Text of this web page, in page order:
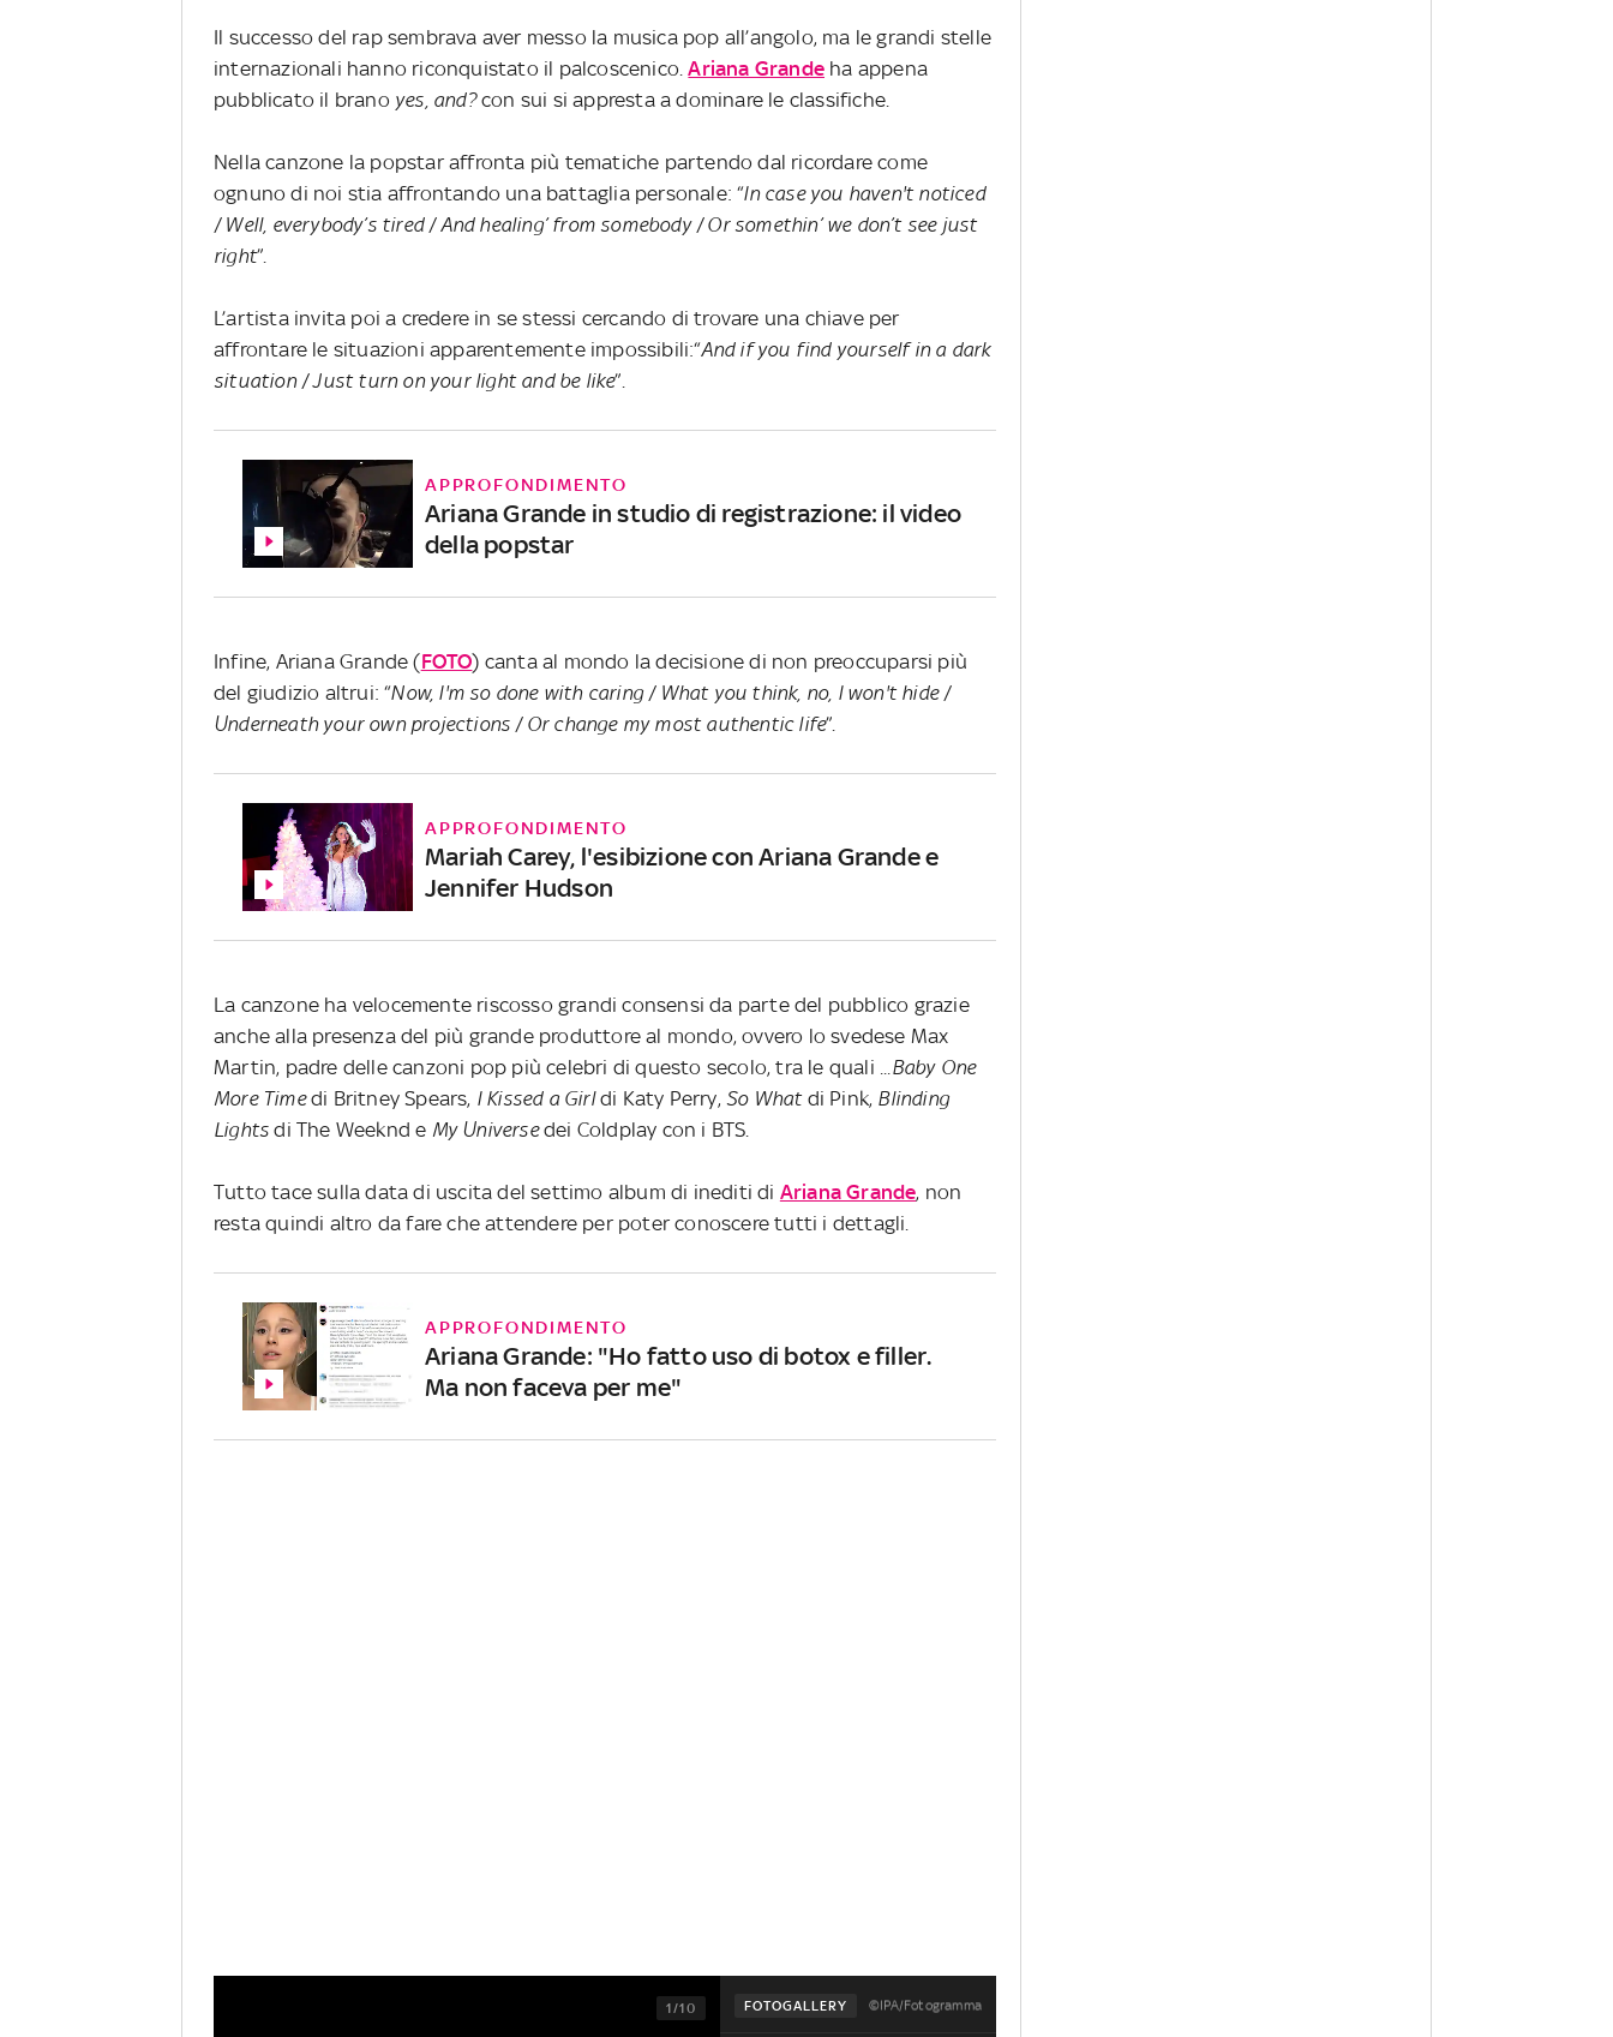
Il successo del rap sembrava aver messo la musica pop all’angolo, ma le grandi stelle
internazionali hanno riconquistato il palcoscenico.Ariana Grande ha appena
pubblicato il brano yes, and?con sui si appresta a dominare le classifiche.
Nella canzone la popstar affronta più tematiche partendo dal ricordare come
ognuno di noi stia affrontando una battaglia personale: “In case you haven't noticed
/ Well, everybody’s tired / And healing’ from somebody / Or somethin’ we don’t see just
right”.
L’artista invita poi a credere in se stessi cercando di trovare una chiave per
affrontare le situazioni apparentemente impossibili:“And if you find yourself in a dark
situation / Just turn on your light and be like”.
APPROFONDIMENTO
Ariana Grande in studio di registrazione: il video
della popstar
Infine, Ariana Grande (FOTO) canta al mondo la decisione di non preoccuparsi più
del giudizio altrui: “Now, I'm so done with caring / What you think, no, I won't hide /
Underneath your own projections / Or change my most authentic life”.
APPROFONDIMENTO
Mariah Carey, l'esibizione con Ariana Grande e
Jennifer Hudson
La canzone ha velocemente riscosso grandi consensi da parte del pubblico grazie
anche alla presenza del più grande produttore al mondo, ovvero lo svedese Max
Martin, padre delle canzoni pop più celebri di questo secolo, tra le quali
...Baby One
More Timedi Britney Spears, I Kissed a Girldi Katy Perry,So Whatdi Pink, Blinding
Lightsdi The Weeknd e My Universedei Coldplay con i BTS.
Tutto tace sulla data di uscita del settimo album di inediti di Ariana Grande, non
resta quindi altro da fare che attendere per poter conoscere tutti i dettagli.
APPROFONDIMENTO
Ariana Grande: "Ho fatto uso di botox e filler.
Ma non faceva per me"
FOTOGALLERY ©IPA/Fotogramma
1/10